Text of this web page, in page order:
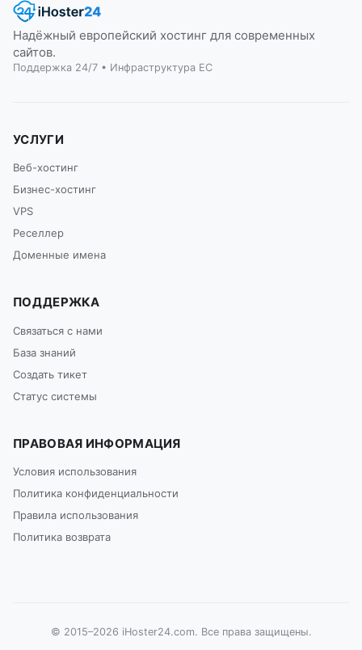
Надёжный европейский хостинг для современных
сайтов.
Поддержка 24/7 • Инфраструктура ЕС
УСЛУГИ
Веб-хостинг
Бизнес-хостинг
VPS
Реселлер
Доменные имена
ПОДДЕРЖКА
Связаться с нами
База знаний
Создать тикет
Статус системы
ПРАВОВАЯ ИНФОРМАЦИЯ
Условия использования
Политика конфиденциальности
Правила использования
Политика возврата
© 2015–2026 iHoster24.com. Все права защищены.